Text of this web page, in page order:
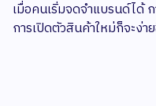
เมื่อคนเริ่มจดจำแบรนด์ได้
การเปิดตัวสินค้าใหม่ก็จะง่